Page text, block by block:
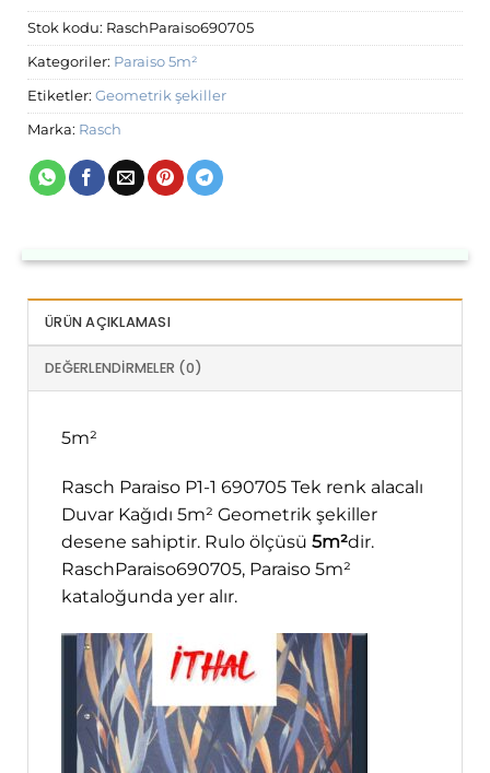
Stok kodu: RaschParaiso690705
Kategoriler: Paraiso 5m²
Etiketler: Geometrik şekiller
Marka: Rasch
ÜRÜN AÇIKLAMASI
DEĞERLENDIRMELER (0)
5m²
Rasch Paraiso P1-1 690705 Tek renk alacalı
Duvar Kağıdı 5m² Geometrik şekiller
desene sahiptir. Rulo ölçüsü 5m²dir.
RaschParaiso690705, Paraiso 5m²
kataloğunda yer alır.